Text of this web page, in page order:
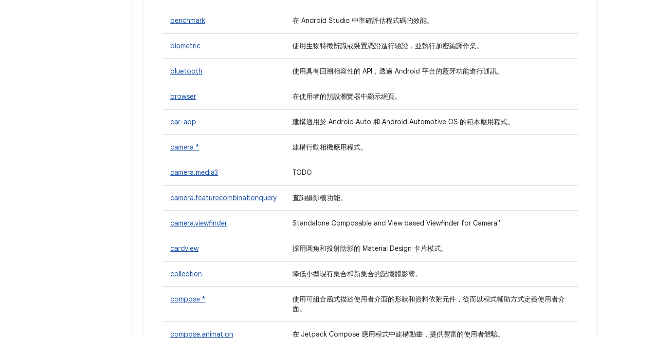
benchmark 在 Android Studio 中準確評估程式碼的效能。
biometric 使用生物特徵辨識或裝置憑證進行驗證，並執行加密編譯作業。
bluetooth 使用具有回溯相容性的 API，透過 Android 平台的藍牙功能進行通訊。
browser 在使用者的預設瀏覽器中顯示網頁。
car-app 建構適用於 Android Auto 和 Android Automotive OS 的範本應用程式。
camera * 建構行動相機應用程式。
camera.media3 TODO
camera.featurecombinationquery 查詢攝影機功能。
camera.viewfinder Standalone Composable and View based Viewfinder for Camera"
cardview 採用圓角和投射陰影的 Material Design 卡片模式。
collection 降低小型現有集合和新集合的記憶體影響。
compose *
使用可組合函式描述使用者介面的形狀和資料依附元件，從而以程式輔助方式定義使用者介
面。
compose.animation 在 Jetpack Compose 應用程式中建構動畫，提供豐富的使用者體驗。